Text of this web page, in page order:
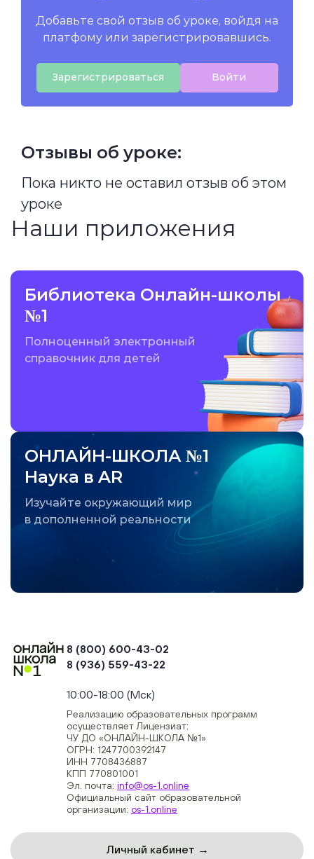
Добавьте свой отзыв об уроке, войдя на
платфому или зарегистрировавшись.
Зарегистрироваться Войти
Отзывы об уроке:
Пока никто не оставил отзыв об этом
уроке
Наши приложения
Библиотека Онлайн-школы
№1
Полноценный электронный
справочник для детей
ОНЛАЙН-ШКОЛА №1
Наука в AR
Изучайте окружающий мир
в дополненной реальности
8 (800) 600-43-02
8 (936) 559-43-22
10:00-18:00 (Мск)
Реализацию образовательных программ
осуществляет Лицензиат:
ЧУ ДО «ОНЛАЙН-ШКОЛА №1»
ОГРН: 1247700392147
ИНН 7708436887
КПП 770801001
Эл. почта: info@os-1.online
Официальный сайт образовательной
организации: os-1.online
Личный кабинет →